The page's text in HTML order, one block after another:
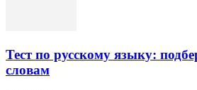
Тест по русскому языку:
словам